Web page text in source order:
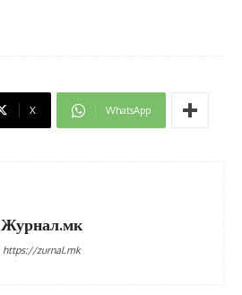
X WhatsApp
Журнал.мк
https://zurnal.mk